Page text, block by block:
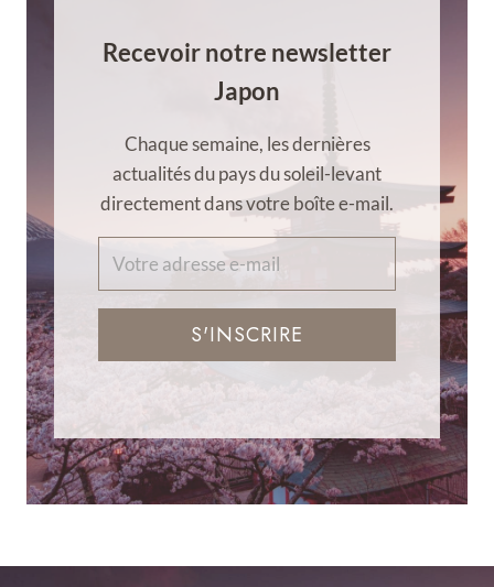
Recevoir notre newsletter
Japon
Chaque semaine, les dernières
actualités du pays du soleil-levant
directement dans votre boîte e-mail.
S'INSCRIRE